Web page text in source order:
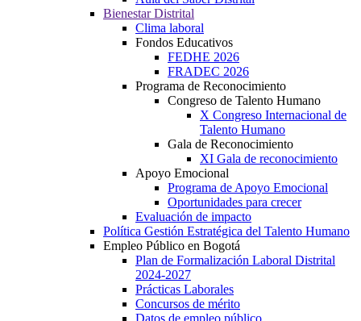
Bienestar Distrital
Clima laboral
Fondos Educativos
FEDHE 2026
FRADEC 2026
Programa de Reconocimiento
Congreso de Talento Humano
X Congreso Internacional de
Talento Humano
Gala de Reconocimiento
XI Gala de reconocimiento
Apoyo Emocional
Programa de Apoyo Emocional
Oportunidades para crecer
Evaluación de impacto
Política Gestión Estratégica del Talento Humano
Empleo Público en Bogotá
Plan de Formalización Laboral Distrital
2024-2027
Prácticas Laborales
Concursos de mérito
Datos de empleo público